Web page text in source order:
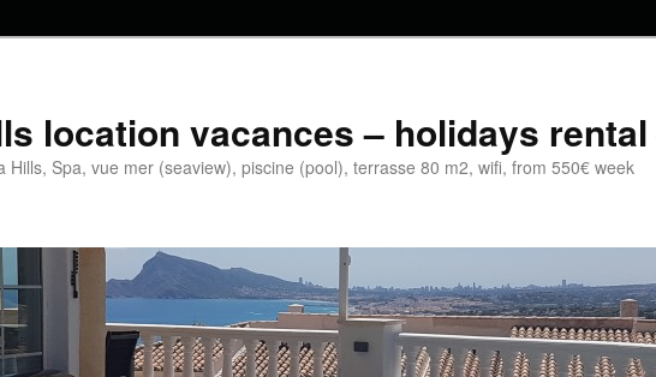
location vacances – holidays
Hills, Spa, vue mer (seaview), piscine (pool), terrasse 80 m2, wifi, from 550€ week